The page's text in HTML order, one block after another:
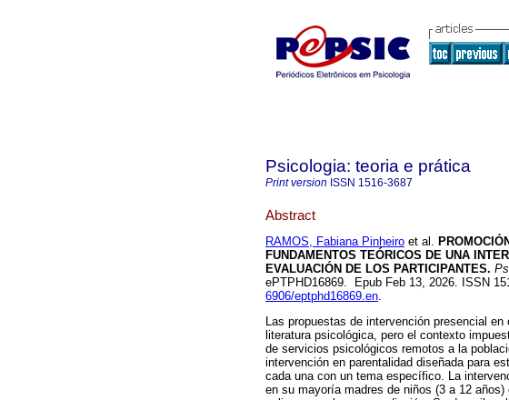
Psicologia: teoria e prática
Print version ISSN 1516-3687
Abstract
RAMOS, Fabiana Pinheiro et al.
FUNDAMENTOS TEÓRICOS DE UNA
EVALUACIÓN DE LOS PARTICIPANTES.
ePTPHD16869. Epub Feb 13, 2026. ISSN
6906/eptphd16869.en.
Las propuestas de intervención presencial
literatura psicológica, pero el contexto
de servicios psicológicos remotos a la
intervención en parentalidad diseñada para
cada una con un tema específico. La
en su mayoría madres de niños (3 a 12